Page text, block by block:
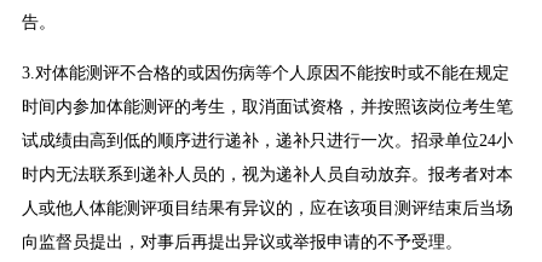
告。
3.对体能测评不合格的或因伤病等个人原因不能按时或不能在规定
时间内参加体能测评的考生，取消面试资格，并按照该岗位考生笔
试成绩由高到低的顺序进行递补，递补只进行一次。招录单位24小
时内无法联系到递补人员的，视为递补人员自动放弃。报考者对本
人或他人体能测评项目结果有异议的，应在该项目测评结束后当场
向监督员提出，对事后再提出异议或举报申请的不予受理。